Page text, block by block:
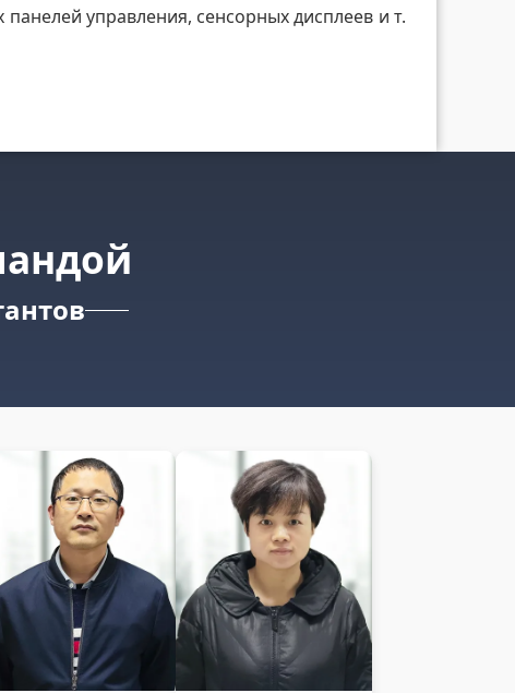
управления, сенсорных дисплеев и т.